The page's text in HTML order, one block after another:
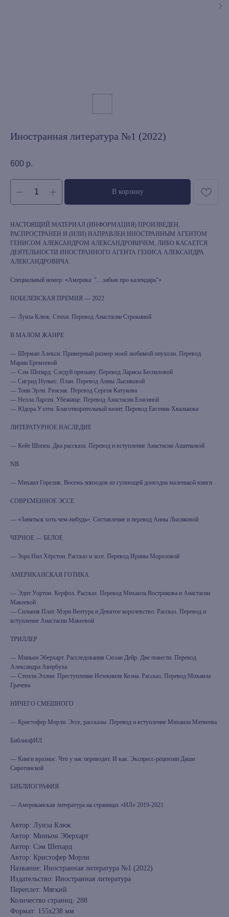
Иностранная литература №1 (2022)
600 р.
В корзину
НАСТОЯЩИЙ МАТЕРИАЛ (ИНФОРМАЦИЯ) ПРОИЗВЕДЕН,
РАСПРОСТРАНЕН И (ИЛИ) НАПРАВЛЕН ИНОСТРАННЫМ АГЕНТОМ
ГЕНИСОМ АЛЕКСАНДРОМ АЛЕКСАНДРОВИЧЕМ, ЛИБО КАСАЕТСЯ
ДЕЯТЕЛЬНОСТИ ИНОСТРАННОГО АГЕНТА ГЕНИСА АЛЕКСАНДРА
АЛЕКСАНДРОВИЧА.
Специальный номер: «Америка: "…забыв про календарь"»
НОБЕЛЕВСКАЯ ПРЕМИЯ — 2022
— Луиза Клюк. Стихи. Перевод Анастасии Строкиной
В МАЛОМ ЖАНРЕ
— Шерман Алекси. Примерный размер моей любимой опухоли. Перевод
Марии Еремеевой
— Сэм Шепард. Следуй призыву. Перевод Ларисы Беспаловой
— Сигрид Нуньес. План. Перевод Анны Лысиковой
— Тони Эрли. Рюкзак. Перевод Сергея Катукова
— Нелла Ларсен. Убежище. Перевод Анастасии Елагиной
— Юдора Уэлти. Благотворительный визит. Перевод Евгения Хвалькова
ЛИТЕРАТУРНОЕ НАСЛЕДИЕ
— Кейт Шопен. Два рассказа. Перевод и вступление Анастасии Ашитковой
NB
— Михаил Горелик. Восемь эпизодов из гуляющей допоздна маленькой книги
СОВРЕМЕННОЕ ЭССЕ
— «Заняться хоть чем-нибудь». Составление и перевод Анны Лысиковой
ЧЕРНОЕ — БЕЛОЕ
— Зора Нил Хёрстон. Рассказ и эссе. Перевод Ирины Морозовой
АМЕРИКАНСКАЯ ГОТИКА
— Эдит Уортон. Керфол. Рассказ. Перевод Михаила Вострикова и Анастасии
Макеевой
— Сильвия Плат. Мэри Вентура и Девятое королевство. Рассказ. Перевод и
вступление Анастасии Макеевой
ТРИЛЛЕР
— Миньон Эберхарт. Расследования Сюзан Дейр. Две повести. Перевод
Александра Авербуха
— Стенли Эллин. Преступление Иезекииля Коэна. Рассказ. Перевод Михаила
Грачева
НИЧЕГО СМЕШНОГО
— Кристофер Морли. Эссе, рассказы. Перевод и вступление Михаила Матвеева
БиблиофИЛ
— Книги вразнос. Что у нас переводят. И как. Экспресс-рецензии Даши
Сиротинской
БИБЛИОГРАФИЯ
— Американская литература на страницах «ИЛ» 2019-2021
Автор: Луиза Клюк
Автор: Миньон Эберхарт
Автор: Сэм Шепард
Автор: Кристофер Морли
Название: Иностранная литература №1 (2022)
Издательство: Иностранная литература
Переплет: Мягкий
Количество страниц: 288
Формат: 155х238 мм